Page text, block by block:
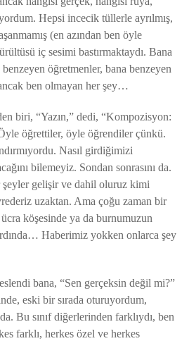
Hepsi incecik tüllerle ayrılmış,
(en azından ben öyle
iç sesimi bastırmaktaydı. Bana
öğretmenler, bana benzeyen
ben olmayan her şey…
biri, “Yazın,” dedi, “Kompozisyon:
öğrettiler, öyle öğrendiler çünkü.
Nasıl girdiğimizi
bilemeyiz. Sondan sonrasını da.
şeyler gelişir ve dahil oluruz kimi
uzaktan. Ama çoğu zaman bir
köşesinde ya da burnumuzun
Haberimiz yokken onlarca şey
bana, “Sen gerçeksin değil mi?”
eski bir sırada oturuyordum,
Bu sınıf diğerlerinden farklıydı, ben
farklı, herkes özel ve herkes